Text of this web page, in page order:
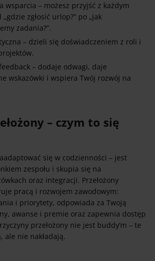
wsparcia – możesz przyjść z każdym
zgłosić urlop?” po „jak
zadania?”.
– dzieli się doświadczeniem z roli i
– dodaje odwagi, daje
wskazówki i wspiera Twój rozwój na
– czym to się
się w codzienności – jest
zespołu i skupia się na
oraz integracji. Przełożony
pracą i rozwojem zawodowym:
i priorytety, odpowiada za Twoją
awanse i premie oraz zapewnia dostęp
przełożony nie jest buddy’m – te
ale nie nakładają.